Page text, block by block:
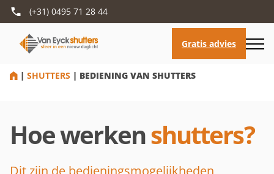
(+31) 0495 71 28 44
HOME
| SHUTTERS | BEDIENING VAN SHUTTERS
Hoe werkenshutters?
Dit zijn de bedieningsmogelijkheden